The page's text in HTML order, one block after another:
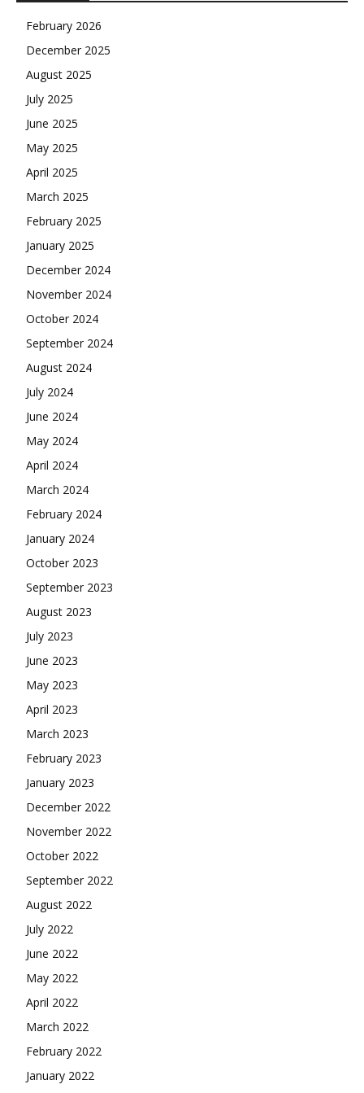
February 2026
December 2025
August 2025
July 2025
June 2025
May 2025
April 2025
March 2025
February 2025
January 2025
December 2024
November 2024
October 2024
September 2024
August 2024
July 2024
June 2024
May 2024
April 2024
March 2024
February 2024
January 2024
October 2023
September 2023
August 2023
July 2023
June 2023
May 2023
April 2023
March 2023
February 2023
January 2023
December 2022
November 2022
October 2022
September 2022
August 2022
July 2022
June 2022
May 2022
April 2022
March 2022
February 2022
January 2022